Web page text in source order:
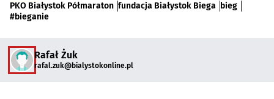
PKO Białystok Półmaraton fundacja Białystok Biega bieg
#bieganie
Rafał Żuk
rafal.zuk@bialystokonline.pl